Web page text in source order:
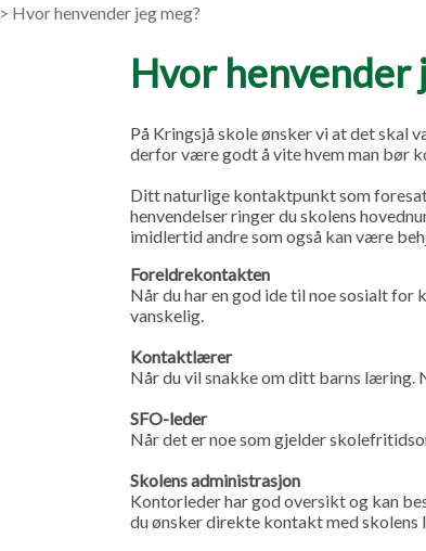
> Hvor henvender jeg meg?
Hvor henvender
På Kringsjå skole ønsker vi at det skal
derfor være godt å vite hvem man bør
Ditt naturlige kontaktpunkt som
henvendelser ringer du skolens
imidlertid andre som også kan være
Foreldrekontakten
Når du har en god ide til noe sosialt for
vanskelig.
Kontaktlærer
Når du vil snakke om ditt barns læring.
SFO-leder
Når det er noe som gjelder
Skolens administrasjon
Kontorleder har god oversikt og kan
du ønsker direkte kontakt med skolens